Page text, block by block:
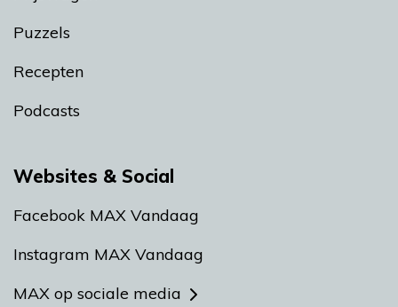
Puzzels
Recepten
Podcasts
Websites & Social
Facebook MAX Vandaag
Instagram MAX Vandaag
MAX op sociale media